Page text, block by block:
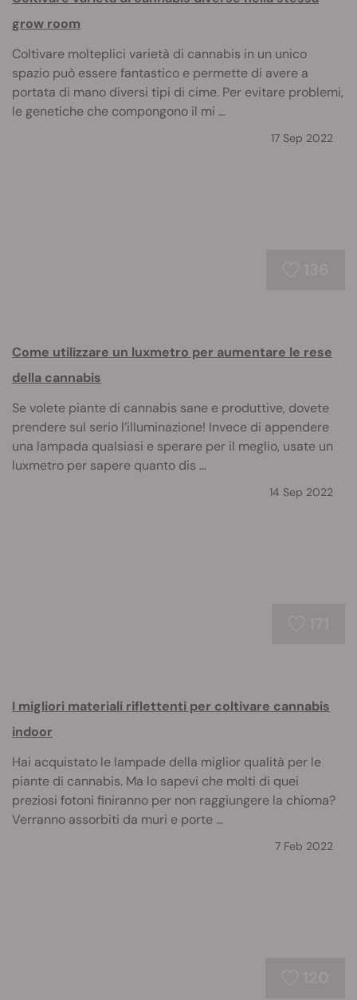
grow room
Coltivare molteplici varietà di cannabis in un unico
spazio può essere fantastico e permette di avere a
portata di mano diversi tipi di cime. Per evitare problemi,
le genetiche che compongono il mi ...
17 Sep 2022
Come utilizzare un luxmetro per aumentare le rese
della cannabis
Se volete piante di cannabis sane e produttive, dovete
prendere sul serio l’illuminazione! Invece di appendere
una lampada qualsiasi e sperare per il meglio, usate un
luxmetro per sapere quanto dis ...
14 Sep 2022
I migliori materiali riflettenti per coltivare cannabis
indoor
Hai acquistato le lampade della miglior qualità per le
piante di cannabis. Ma lo sapevi che molti di quei
preziosi fotoni finiranno per non raggiungere la chioma?
Verranno assorbiti da muri e porte ...
7 Feb 2022